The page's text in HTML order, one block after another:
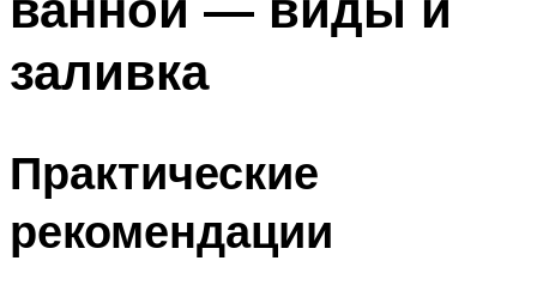
заливка
Практические
рекомендации